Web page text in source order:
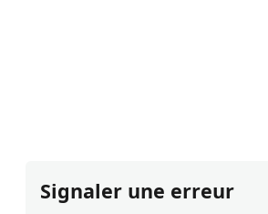
Signaler une erreur